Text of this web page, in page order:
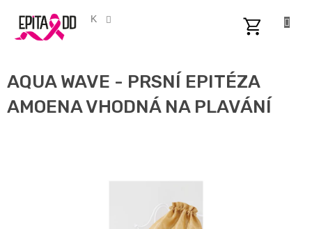
obsah
CZK
AQUA WAVE - PRSNÍ EPITÉZA
AMOENA VHODNÁ NA PLAVÁNÍ